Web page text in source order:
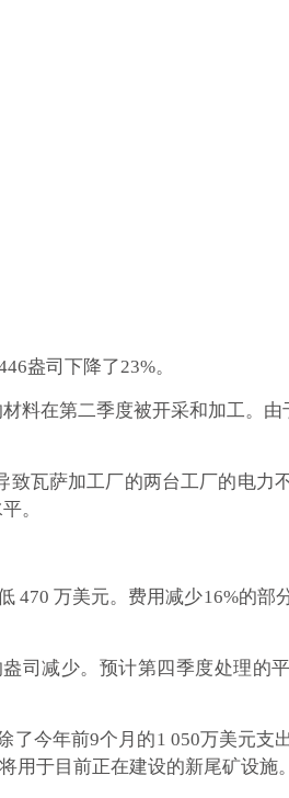
盎司下降了23%。
料在第二季度被开采和加工。由
瓦萨加工厂的两台工厂的电力
。
470 万美元。费用减少16%的部
司减少。预计第四季度处理的
了今年前9个月的1 050万美元支
用于目前正在建设的新尾矿设施。